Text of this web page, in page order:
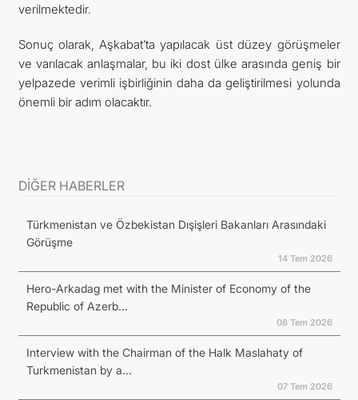
verilmektedir.
Sonuç olarak, Aşkabat’ta yapılacak üst düzey görüşmeler
ve varılacak anlaşmalar, bu iki dost ülke arasında geniş bir
yelpazede verimli işbirliğinin daha da geliştirilmesi yolunda
önemli bir adım olacaktır.
DİĞER HABERLER
Türkmenistan ve Özbekistan Dışişleri Bakanları Arasındaki
Görüşme
14 Tem 2026
Hero-Arkadag met with the Minister of Economy of the
Republic of Azerb...
08 Tem 2026
Interview with the Chairman of the Halk Maslahaty of
Turkmenistan by a...
07 Tem 2026